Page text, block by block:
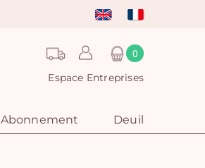
0
Espace Entreprises
Abonnement Deuil